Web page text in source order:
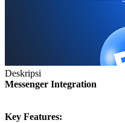
Deskripsi
Messenger Integration
Key Features: